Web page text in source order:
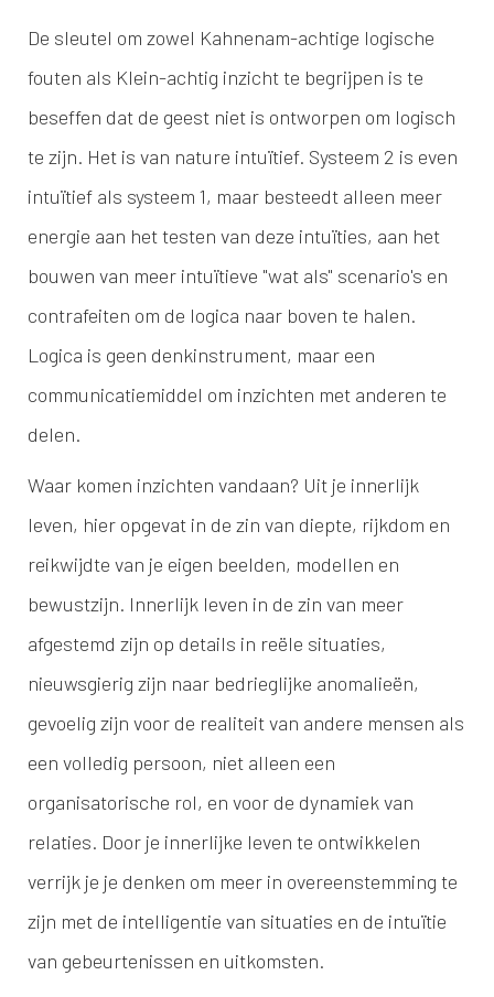
De sleutel om zowel Kahnenam-achtige logische
fouten als Klein-achtig inzicht te begrijpen is te
beseffen dat de geest niet is ontworpen om logisch
te zijn. Het is van nature intuïtief. Systeem 2 is even
intuïtief als systeem 1, maar besteedt alleen meer
energie aan het testen van deze intuïties, aan het
bouwen van meer intuïtieve "wat als" scenario's en
contrafeiten om de logica naar boven te halen.
Logica is geen denkinstrument, maar een
communicatiemiddel om inzichten met anderen te
delen.
Waar komen inzichten vandaan? Uit je innerlijk
leven, hier opgevat in de zin van diepte, rijkdom en
reikwijdte van je eigen beelden, modellen en
bewustzijn. Innerlijk leven in de zin van meer
afgestemd zijn op details in reële situaties,
nieuwsgierig zijn naar bedrieglijke anomalieën,
gevoelig zijn voor de realiteit van andere mensen als
een volledig persoon, niet alleen een
organisatorische rol, en voor de dynamiek van
relaties. Door je innerlijke leven te ontwikkelen
verrijk je je denken om meer in overeenstemming te
zijn met de intelligentie van situaties en de intuïtie
van gebeurtenissen en uitkomsten.